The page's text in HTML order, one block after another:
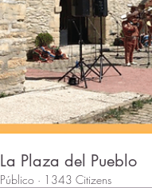
La Plaza del Pueblo
Público · 1343 Citizens